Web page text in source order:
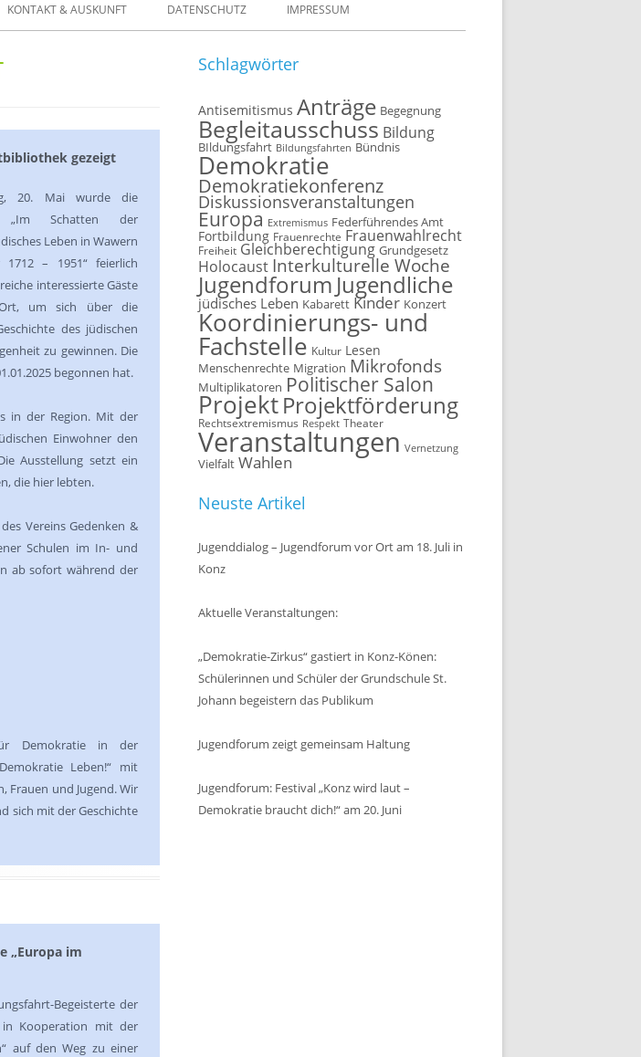
KONTAKT & AUSKUNFT DATENSCHUTZ IMPRESSUM
gezeigt
20. Mai wurde die
„Im Schatten der
Leben in Wawern
– 1951“ feierlich
interessierte Gäste
um sich über die
des jüdischen
zu gewinnen. Die
begonnen hat.
in der Region. Mit der
Einwohner den
Ausstellung setzt ein
die hier lebten.
Vereins Gedenken &
Schulen im In- und
ab sofort während der
Demokratie in der
Leben!“ mit
Frauen und Jugend. Wir
sich mit der Geschichte
„Europa im
Begeisterte der
in Kooperation mit der
auf den Weg zu einer
Schlagwörter
Antisemitismus Anträge Begegnung
Begleitausschuss Bildung
BIldungsfahrt Bildungsfahrten Bündnis
Demokratie
Demokratiekonferenz
Diskussionsveranstaltungen
Europa Extremismus Federführendes Amt
Fortbildung Frauenrechte Frauenwahlrecht
Freiheit Gleichberechtigung Grundgesetz
Holocaust Interkulturelle Woche
Jugendforum Jugendliche
jüdisches Leben Kabarett Kinder Konzert
Koordinierungs- und
Fachstelle Kultur Lesen
Menschenrechte Migration Mikrofonds
Multiplikatoren Politischer Salon
ProjektProjektförderung
Rechtsextremismus Respekt Theater
Veranstaltungen Vernetzung
Vielfalt Wahlen
Neuste Artikel
Jugenddialog – Jugendforum vor Ort am 18. Juli in
Konz
Aktuelle Veranstaltungen:
„Demokratie-Zirkus“ gastiert in Konz-Könen:
Schülerinnen und Schüler der Grundschule St.
Johann begeistern das Publikum
Jugendforum zeigt gemeinsam Haltung
Jugendforum: Festival „Konz wird laut –
Demokratie braucht dich!“ am 20. Juni